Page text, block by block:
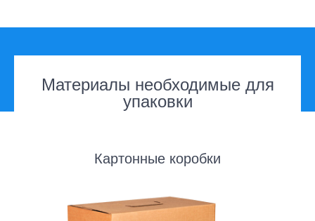
Материалы необходимые для
упаковки
Картонные коробки